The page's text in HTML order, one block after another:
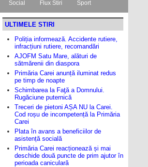
Social Flux Stiri Sport
ULTIMELE STIRI
Poliția informează. Accidente rutiere,
infracțiuni rutiere, recomandări
AJOFM Satu Mare, alături de
sătmărenii din diaspora
Primăria Carei anunță iluminat redus
pe timp de noapte
Schimbarea la Faţă a Domnului.
Rugăciune puternică
Treceri de pietoni AȘA NU la Carei.
Cod roșu de incompetență la Primăria
Carei
Plata în avans a beneficiilor de
asistență socială
Primăria Carei reacționează și mai
deschide două puncte de prim ajutor în
perioada caniculară